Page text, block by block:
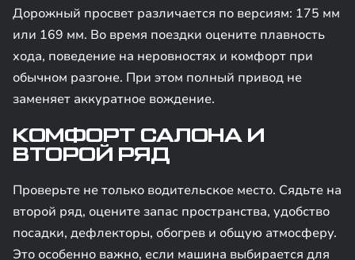
Дорожный просвет различается по версиям: 175 мм
или 169 мм. Во время поездки оцените плавность
хода, поведение на неровностях и комфорт при
обычном разгоне. При этом полный привод не
заменяет аккуратное вождение.
КОМФОРТ САЛОНА И
ВТОРОЙ РЯД
Проверьте не только водительское место. Сядьте на
второй ряд, оцените запас пространства, удобство
посадки, дефлекторы, обогрев и общую атмосферу.
Это особенно важно, если машина выбирается для